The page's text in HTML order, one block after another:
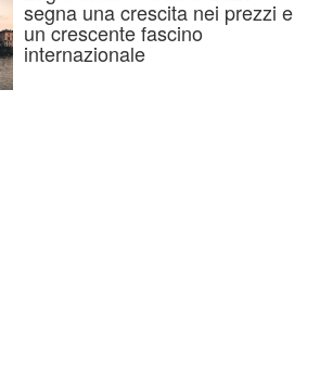
segna una crescita nei prezzi e
un crescente fascino
internazionale